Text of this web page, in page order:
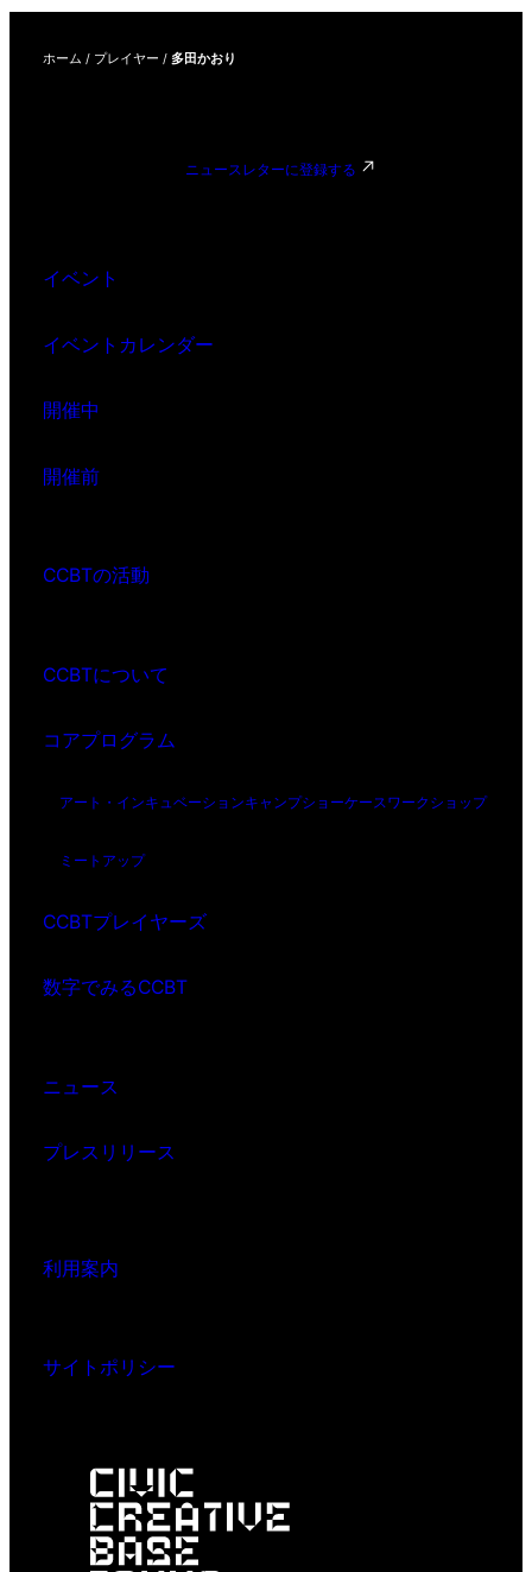
ホーム / プレイヤー / 多田かおり
ニュースレターに登録する
イベント
イベントカレンダー
開催中
開催前
CCBTの活動
CCBTについて
コアプログラム
アート・インキュベーションキャンプショーケースワークショップ
ミートアップ
CCBTプレイヤーズ
数字でみるCCBT
ニュース
プレスリリース
利用案内
サイトポリシー